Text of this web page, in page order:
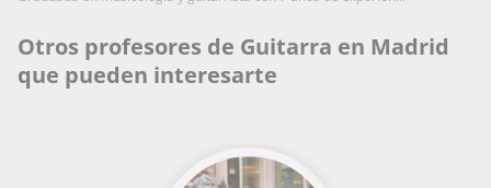
Otros profesores de Guitarra en Madrid
que pueden interesarte